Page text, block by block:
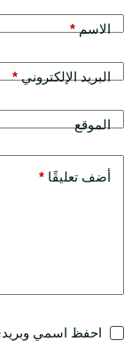
الاسم*
البريد الإلكتروني*
الموقع
أضف تعليقًا *
احفظ اسمي